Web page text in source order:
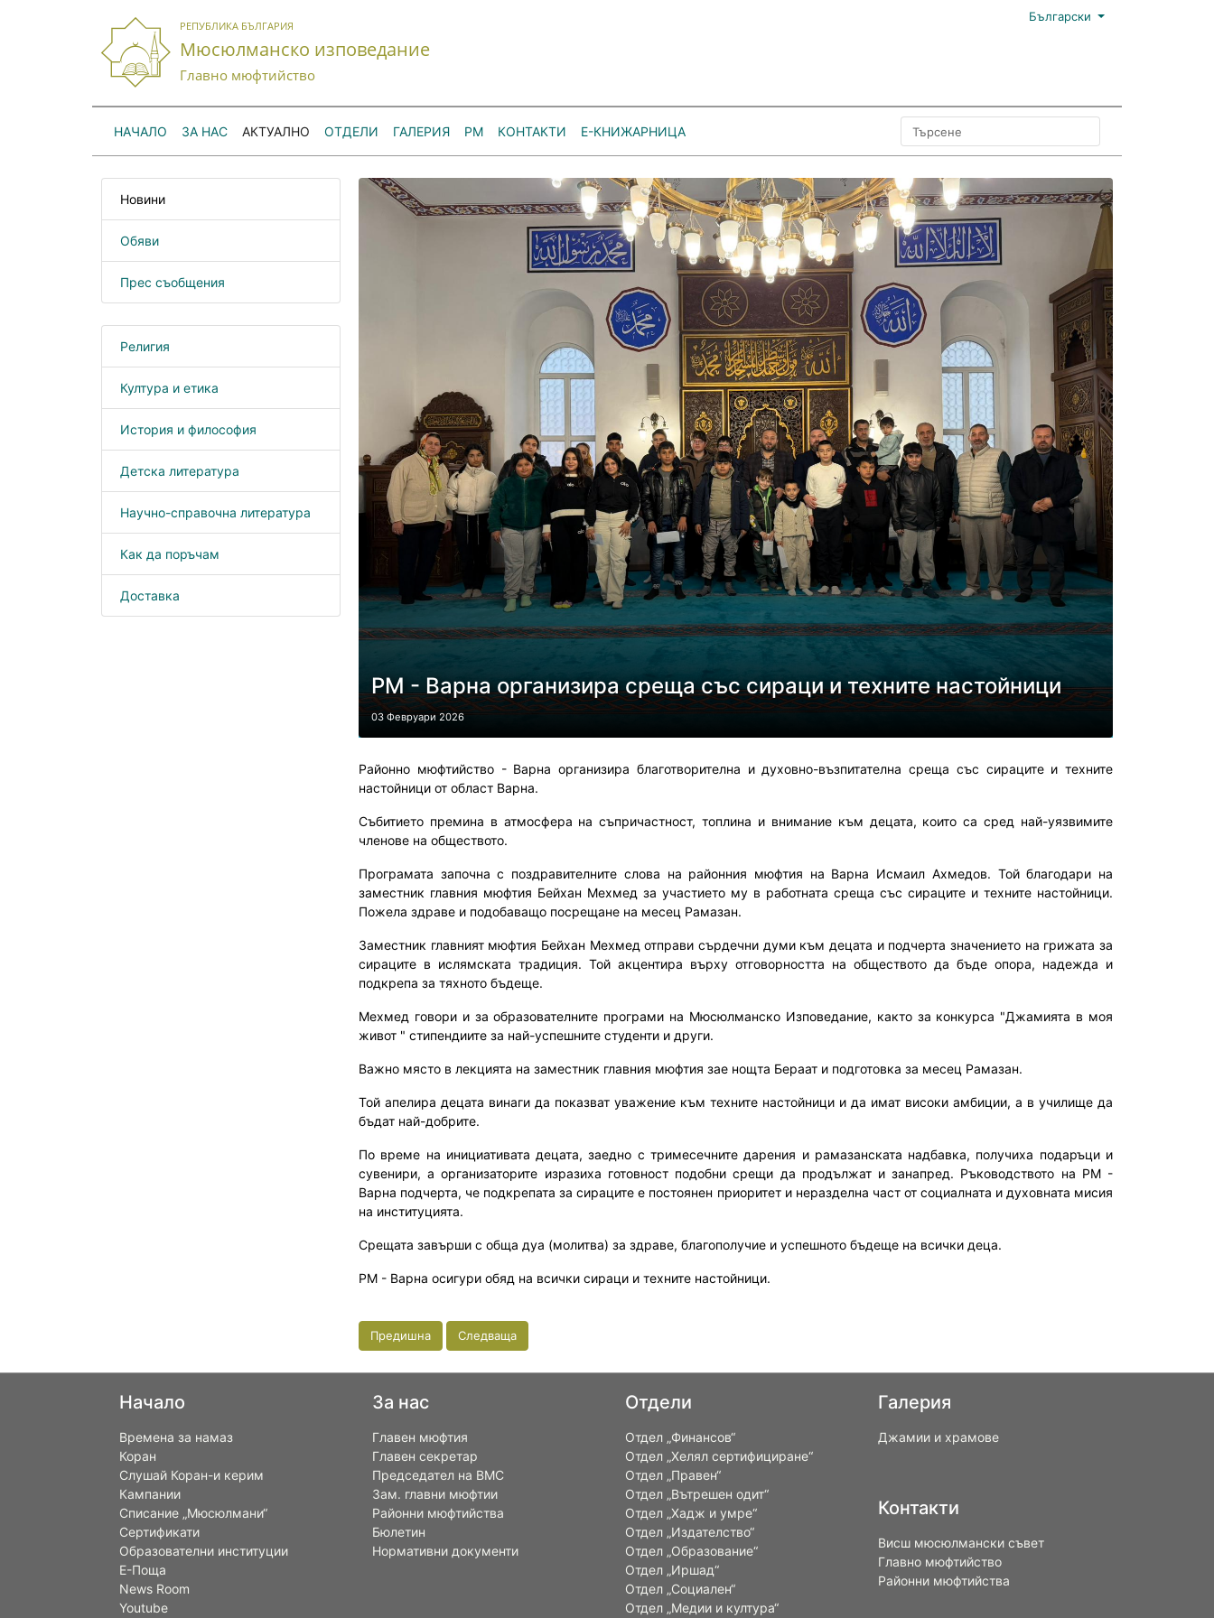
РЕПУБЛИКА БЪЛГАРИЯ
Мюсюлманско изповедание
Главно мюфтийство
Български
НАЧАЛО ЗА НАС АКТУАЛНО ОТДЕЛИ ГАЛЕРИЯ РМ КОНТАКТИ Е-КНИЖАРНИЦА
Новини
Обяви
Прес съобщения
Религия
Култура и етика
История и философия
Детска литература
Научно-справочна литература
Как да поръчам
Доставка
РМ - Варна организира среща със сираци и техните настойници
03 Февруари 2026
Районно мюфтийство - Варна организира благотворителна и духовно-възпитателна среща със сираците и техните
настойници от област Варна.
Събитието премина в атмосфера на съпричастност, топлина и внимание към децата, които са сред най-уязвимите
членове на обществото.
Програмата започна с поздравителните слова на районния мюфтия на Варна Исмаил Ахмедов. Той благодари на
заместник главния мюфтия Бейхан Мехмед за участието му в работната среща със сираците и техните настойници.
Пожела здраве и подобаващо посрещане на месец Рамазан.
Заместник главният мюфтия Бейхан Мехмед отправи сърдечни думи към децата и подчерта значението на грижата за
сираците в ислямската традиция. Той акцентира върху отговорността на обществото да бъде опора, надежда и
подкрепа за тяхното бъдеще.
Мехмед говори и за образователните програми на Мюсюлманско Изповедание, както за конкурса "Джамията в моя
живот " стипендиите за най-успешните студенти и други.
Важно място в лекцията на заместник главния мюфтия зае нощта Бераат и подготовка за месец Рамазан.
Той апелира децата винаги да показват уважение към техните настойници и да имат високи амбиции, а в училище да
бъдат най-добрите.
По време на инициативата децата, заедно с тримесечните дарения и рамазанската надбавка, получиха подаръци и
сувенири, а организаторите изразиха готовност подобни срещи да продължат и занапред. Ръководството на РМ -
Варна подчерта, че подкрепата за сираците е постоянен приоритет и неразделна част от социалната и духовната мисия
на институцията.
Срещата завърши с обща дуа (молитва) за здраве, благополучие и успешното бъдеще на всички деца.
РМ - Варна осигури обяд на всички сираци и техните настойници.
Предишна Следваща
Начало
Времена за намаз
Коран
Слушай Коран-и керим
Кампании
Списание „Мюсюлмани“
Сертификати
Образователни институции
Е-Поща
News Room
Youtube
За нас
Главен мюфтия
Главен секретар
Председател на ВМС
Зам. главни мюфтии
Районни мюфтийства
Бюлетин
Нормативни документи
Отдели
Отдел „Финансов“
Отдел „Хелял сертифициране“
Отдел „Правен“
Отдел „Вътрешен одит“
Отдел „Хадж и умре“
Отдел „Издателство“
Отдел „Образование“
Отдел „Иршад“
Отдел „Социален“
Отдел „Медии и култура“
Галерия
Джамии и храмове
Контакти
Висш мюсюлмански съвет
Главно мюфтийство
Районни мюфтийства